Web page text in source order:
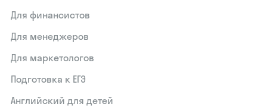
Для финансистов
Для менеджеров
Для маркетологов
Подготовка к ЕГЭ
Английский для детей